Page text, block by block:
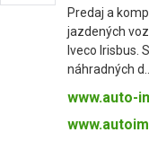
Predaj a
jazdených
Iveco Irisbus.
náhradných d...
www.auto-